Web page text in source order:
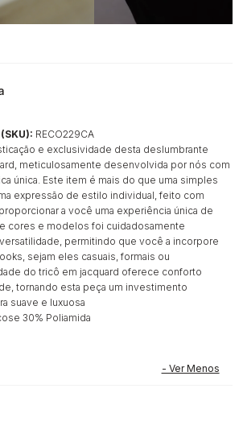
RECO229CA
e exclusividade desta deslumbrante
meticulosamente desenvolvida por nós com
única. Este item é mais do que uma simples
expressão de estilo individual, feito com
a você uma experiência única de
cores e modelos foi cuidadosamente
permitindo que você a incorpore
sejam eles casuais, formais ou
do tricô em jacquard oferece conforto
tornando esta peça um investimento
suave e luxuosa
30% Poliamida